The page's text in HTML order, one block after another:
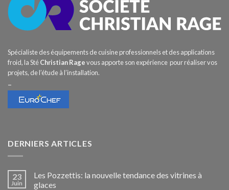
Spécialiste des équipements de cuisine professionnels et des applications
froid, la StéChristian Ragevous apporte son expérience pour réaliser vos
projets, de l’étude à l’installation.
–
DERNIERS ARTICLES
23
Juin
Les Pozzettis: la nouvelle tendance des vitrines à
glaces